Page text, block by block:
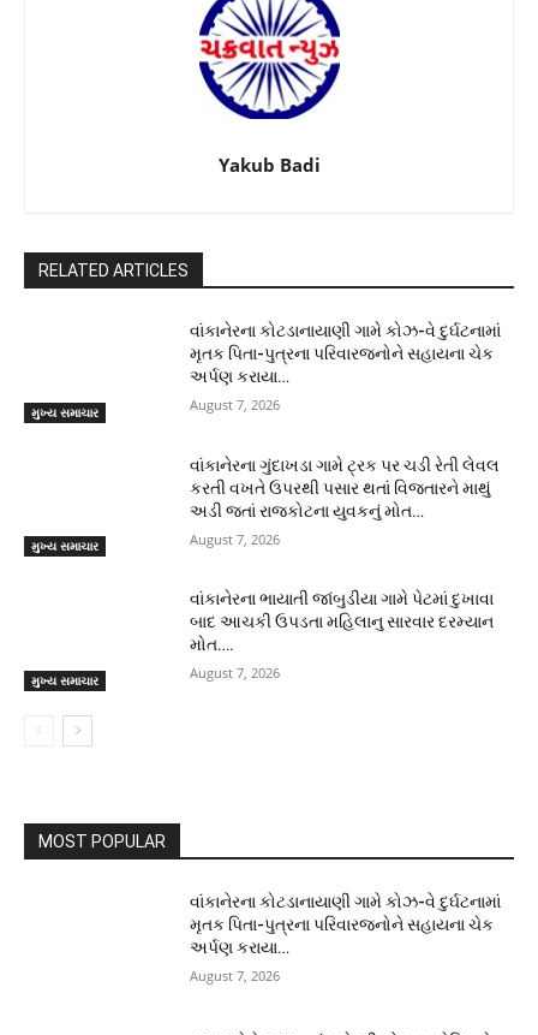
Yakub Badi
RELATED ARTICLES
મુખ્ય સમાચાર
વાંકાનેરના કોટડાનાયાણી ગામે કોઝ-વે દુર્ઘટનામાં
મૃતક પિતા-પુત્રના પરિવારજનોને સહાયના ચેક
અર્પણ કરાયા…
August 7, 2026
મુખ્ય સમાચાર
વાંકાનેરના ગુંદાખડા ગામે ટ્રક પર ચડી રેતી લેવલ
કરતી વખતે ઉપરથી પસાર થતાં વિજતારને માથું
અડી જતાં રાજકોટના યુવકનું મોત…
August 7, 2026
મુખ્ય સમાચાર
વાંકાનેરના ભાયાતી જાંબુડીયા ગામે પેટમાં દુખાવા
બાદ આચકી ઉપડતા મહિલાનુ સારવાર દરમ્યાન
મોત….
August 7, 2026
MOST POPULAR
વાંકાનેરના કોટડાનાયાણી ગામે કોઝ-વે દુર્ઘટનામાં
મૃતક પિતા-પુત્રના પરિવારજનોને સહાયના ચેક
અર્પણ કરાયા…
August 7, 2026